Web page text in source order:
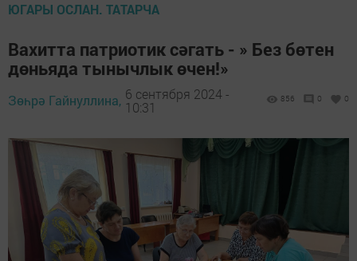
ЮГАРЫ ОСЛАН. ТАТАРЧА
Вахитта патриотик сәгать - » Без бөтен
дөньяда тынычлык өчен!»
Зөһрә Гайнуллина, 6 сентября 2024 -
10:31
856 0 0